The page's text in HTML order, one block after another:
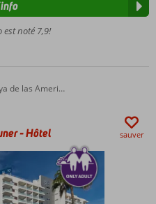
est noté 7,9!
de las Americas
-Hôtel sauver